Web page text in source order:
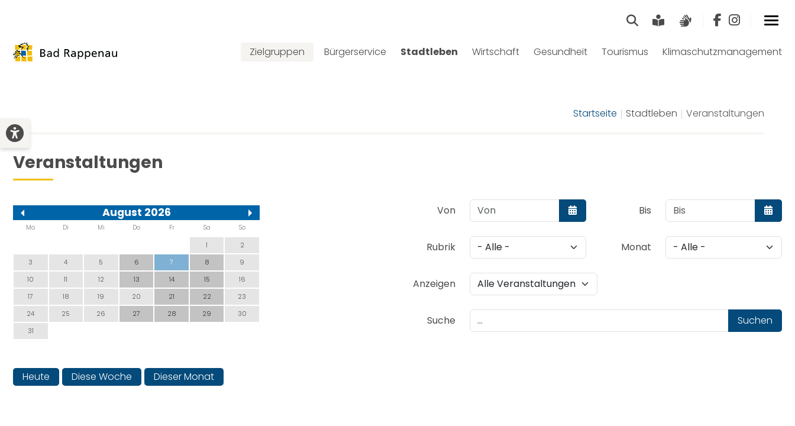
SucheLeichte Sprache
Zielgruppen Bürgerservice Stadtleben Wirtschaft Gesundheit Tourismus Klimaschutzmanagement
Startseite Stadtleben Veranstaltungen
Veranstaltungen
August 2026
Mo Di Mi Do Fr Sa So
1
2
3
4 5 6 7 8
9
10
11 12 13 14 15
16
17
18 19 20 21 22
23
24
25 26 27 28 29
30
31
Heute Diese Woche Dieser Monat
Von
Kalender öffnen
Bis
Rubrik
Monat
Anzeigen
Suche Suchen